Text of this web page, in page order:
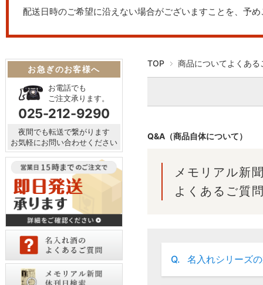
配送日時のご希望に沿えない場合がございますことを、予
TOP 商品についてよくある
Q&A（商品自体について）
メモリアル新
よくあるご質
Q. 名入れシリーズ
お急ぎのお客様へ
お電話でも
ご注文承ります。
025-212-9290
夜間でも転送で繋がります
お気軽にお問い合わせください